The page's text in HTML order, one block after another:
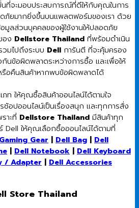
ที่จะมอบประสบการณ์ที่ดีให้กับคุณในการ
ภัยมากยิ่งขึ้นบนแพลตฟอร์มของเรา ด้วย
มูลส่วนบุคคลของผู้ใช้งานให้ปลอดภัย
อง Dellstore Thailand ที่พร้อมดำเนิน
วมไปถึงระบบ Dell การันตี ที่จะคุ้มครอง
นข้อผิดพลาดระหว่างการซื้อ และเพื่อให้
อคืนสินค้าหากพบข้อผิดพลาดได้
ท ให้คุณซื้อสินค้าออนไลน์ได้ตามใจ
อปออนไลน์เป็นเรื่องสนุก และทุกการสั่ง
าะที่ Dellstore Thailand มีสินค้าทุก
Dell ให้คุณเลือกซื้อออนไลน์ได้ตามที่
Gear | Dell Bag | Dell
| Dell Notebook | Dell Keyboard
/ Adapter | Dell Accessories
Store Thailand